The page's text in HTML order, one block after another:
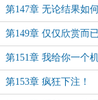
好孩子
第147章 无论结果如
第149章 仅仅欣赏而
第151章 我给你一个
第153章 疯狂下注！